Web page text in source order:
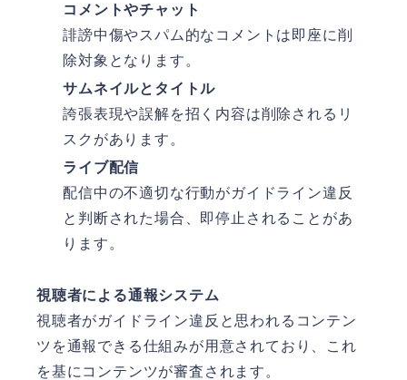
コメントやチャット
誹謗中傷やスパム的なコメントは即座に削
除対象となります。
サムネイルとタイトル
誇張表現や誤解を招く内容は削除されるリ
スクがあります。
ライブ配信
配信中の不適切な行動がガイドライン違反
と判断された場合、即停止されることがあ
ります。
視聴者による通報システム
視聴者がガイドライン違反と思われるコンテン
ツを通報できる仕組みが用意されており、これ
を基にコンテンツが審査されます。